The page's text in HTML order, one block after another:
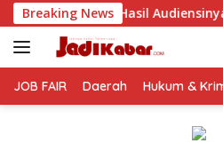
Langsung
ke
konten
Breaking NewsDJP Jawa Timur
JOB FAIR Daerah Hukum &